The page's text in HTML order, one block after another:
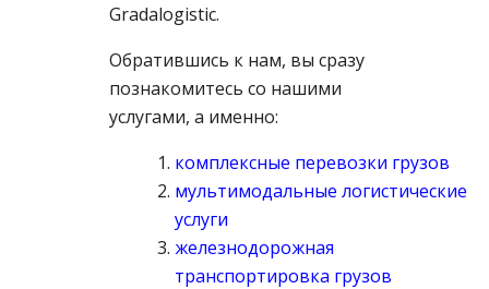
Gradalogistic.
Обратившись к нам, вы сразу
познакомитесь со нашими
услугами, а именно:
комплексные перевозки грузов
мультимодальные логистические
услуги
железнодорожная
транспортировка грузов